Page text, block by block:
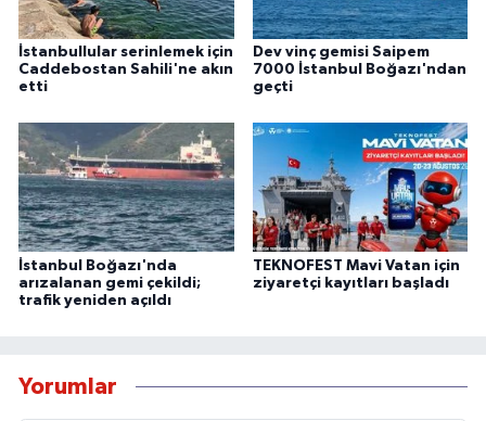
İstanbullular serinlemek için
Caddebostan Sahili'ne akın
etti
Dev vinç gemisi Saipem
7000 İstanbul Boğazı'ndan
geçti
İstanbul Boğazı'nda
arızalanan gemi çekildi;
trafik yeniden açıldı
TEKNOFEST Mavi Vatan için
ziyaretçi kayıtları başladı
Yorumlar